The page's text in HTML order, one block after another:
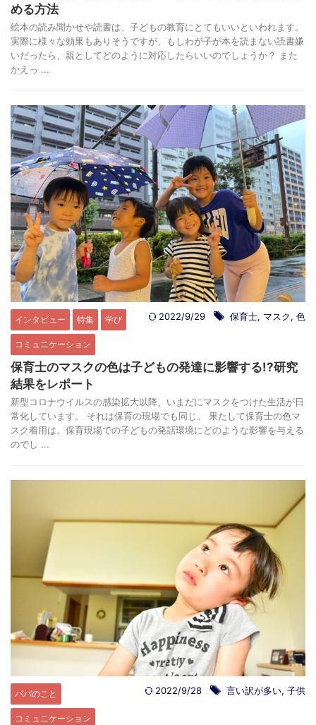
める方法
絵本の読み聞かせや読書は、子どもの教育にとてもいいといわれます。
実際に様々な効果もありそうですが、もしわが子が本を読まない読書嫌
いだったら、親としてどのように対応したらいいのでしょうか？ また
かえっ ...
インタビュー 特集 学び
コミュニケーション
2022/9/29 保育士, マスク, 色
保育士のマスクの色は子どもの発達に影響する!?研究
結果をレポート
新型コロナウイルスの感染拡大以降、いまだにマスクをつけた生活が日
常化しています。 それは保育の現場でも同じ。 果たして保育士の色マ
スク着用は、保育現場での子どもの発話環境にどのような影響を与える
のでし ...
パパのこと
コミュニケーション
2022/9/28 言い訳が多い, 子供